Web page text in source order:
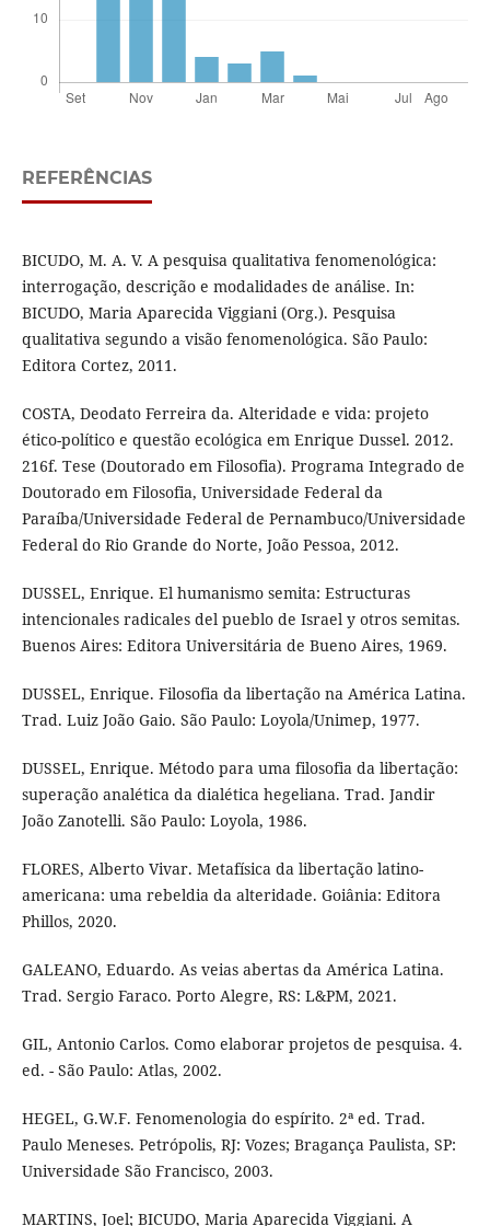
REFERÊNCIAS
BICUDO, M. A. V. A pesquisa qualitativa fenomenológica:
interrogação, descrição e modalidades de análise. In:
BICUDO, Maria Aparecida Viggiani (Org.). Pesquisa
qualitativa segundo a visão fenomenológica. São Paulo:
Editora Cortez, 2011.
COSTA, Deodato Ferreira da. Alteridade e vida: projeto
ético-político e questão ecológica em Enrique Dussel. 2012.
216f. Tese (Doutorado em Filosofia). Programa Integrado de
Doutorado em Filosofia, Universidade Federal da
Paraíba/Universidade Federal de Pernambuco/Universidade
Federal do Rio Grande do Norte, João Pessoa, 2012.
DUSSEL, Enrique. El humanismo semita: Estructuras
intencionales radicales del pueblo de Israel y otros semitas.
Buenos Aires: Editora Universitária de Bueno Aires, 1969.
DUSSEL, Enrique. Filosofia da libertação na América Latina.
Trad. Luiz João Gaio. São Paulo: Loyola/Unimep, 1977.
DUSSEL, Enrique. Método para uma filosofia da libertação:
superação analética da dialética hegeliana. Trad. Jandir
João Zanotelli. São Paulo: Loyola, 1986.
FLORES, Alberto Vivar. Metafísica da libertação latino-
americana: uma rebeldia da alteridade. Goiânia: Editora
Phillos, 2020.
GALEANO, Eduardo. As veias abertas da América Latina.
Trad. Sergio Faraco. Porto Alegre, RS: L&PM, 2021.
GIL, Antonio Carlos. Como elaborar projetos de pesquisa. 4.
ed. - São Paulo: Atlas, 2002.
HEGEL, G.W.F. Fenomenologia do espírito. 2ª ed. Trad.
Paulo Meneses. Petrópolis, RJ: Vozes; Bragança Paulista, SP:
Universidade São Francisco, 2003.
MARTINS, Joel; BICUDO, Maria Aparecida Viggiani. A